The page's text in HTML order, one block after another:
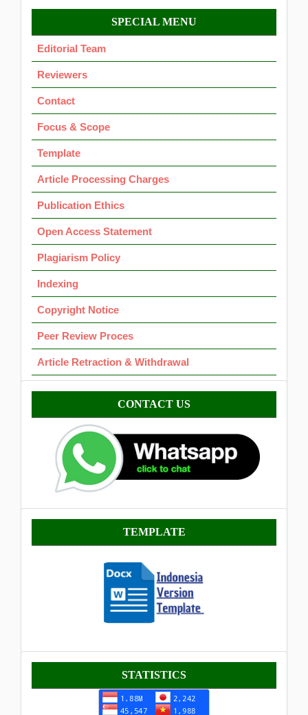
Menu
OK
SPECIAL MENU
Editorial Team
Reviewers
Contact
Focus & Scope
Template
Article Processing Charges
Publication Ethics
Open Access Statement
Plagiarism Policy
Indexing
Copyright Notice
Peer Review Proces
Article Retraction & Withdrawal
Contact CONTACT US
Template TEMPLATE
Statistik STATISTICS